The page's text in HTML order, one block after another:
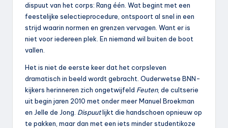
dispuut van het corps: Rang één. Wat begint met een
feestelijke selectieprocedure, ontspoort al snel in een
strijd waarin normen en grenzen vervagen. Want er is
niet voor iedereen plek. En niemand wil buiten de boot
vallen.
Het is niet de eerste keer dat het corpsleven
dramatisch in beeld wordt gebracht. Ouderwetse BNN-
kijkers herinneren zich ongetwijfeld Feuten, de cultserie
uit begin jaren 2010 met onder meer Manuel Broekman
en Jelle de Jong. Dispuutlijkt die handschoen opnieuw op
te pakken, maar dan met een iets minder studentikoze